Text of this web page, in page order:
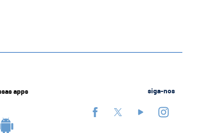
apps siga-nos